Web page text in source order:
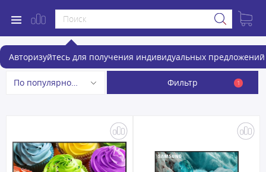
Авторизуйтесь для получения индивидуальных предложений
Телевизоры
По популярности Фильтр 1